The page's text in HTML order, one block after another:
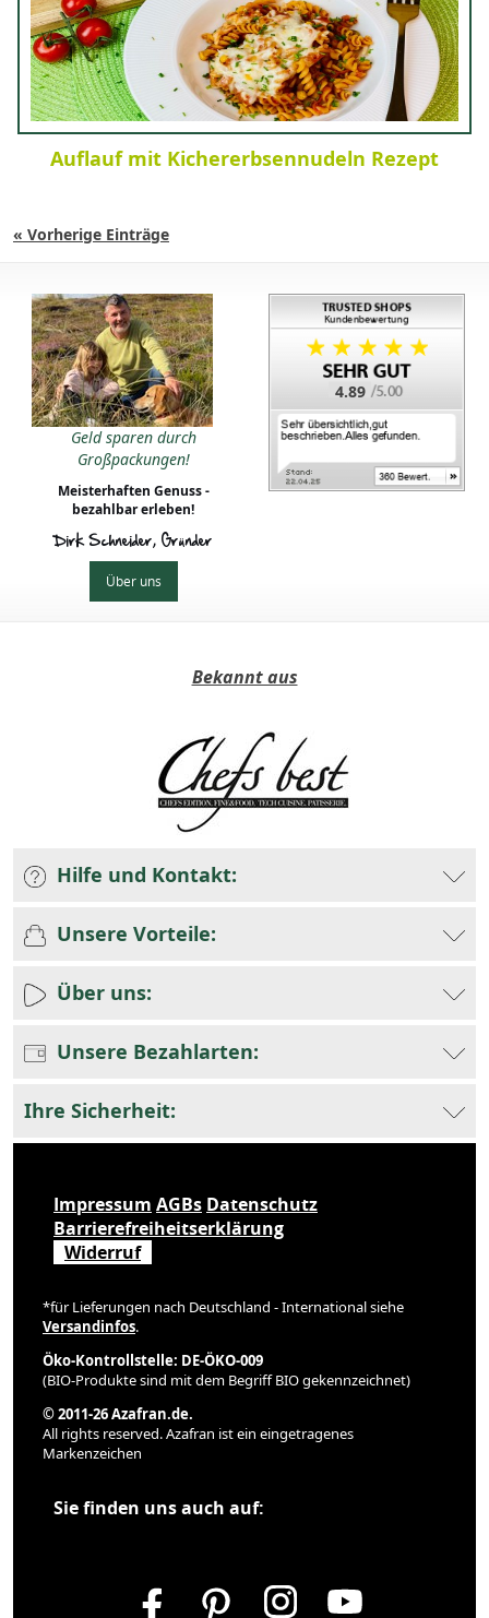
Auflauf mit Kichererbsennudeln Rezept
« Vorherige Einträge
Geld sparen durch
Großpackungen!
Meisterhaften Genuss -
bezahlbar erleben!
Dirk Schneider, Gründer
Über uns
4.89
Bekannt aus
Hilfe und Kontakt:
Unsere Vorteile:
Über uns:
Unsere Bezahlarten:
Ihre Sicherheit:
Impressum AGBs Datenschutz
Barrierefreiheitserklärung
Widerruf
*für Lieferungen nach Deutschland - International siehe
Versandinfos.
Öko-Kontrollstelle: DE-ÖKO-009
(BIO-Produkte sind mit dem Begriff BIO gekennzeichnet)
© 2011-26 Azafran.de.
All rights reserved. Azafran ist ein eingetragenes
Markenzeichen
Sie finden uns auch auf: